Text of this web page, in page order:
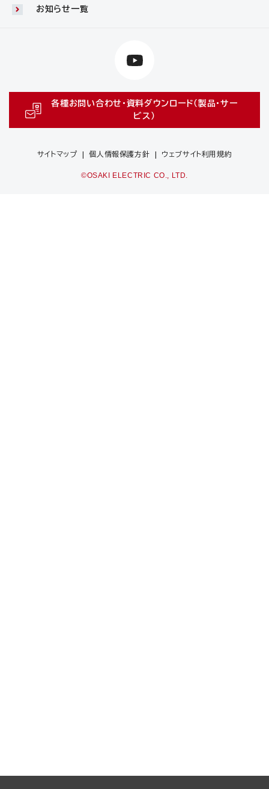
お知らせ一覧
各種お問い合わせ・資料ダウンロード（製品・サー
ビス）
サイトマップ 個人情報保護方針 ウェブサイト利用規約
©OSAKI ELECTRIC CO., LTD.